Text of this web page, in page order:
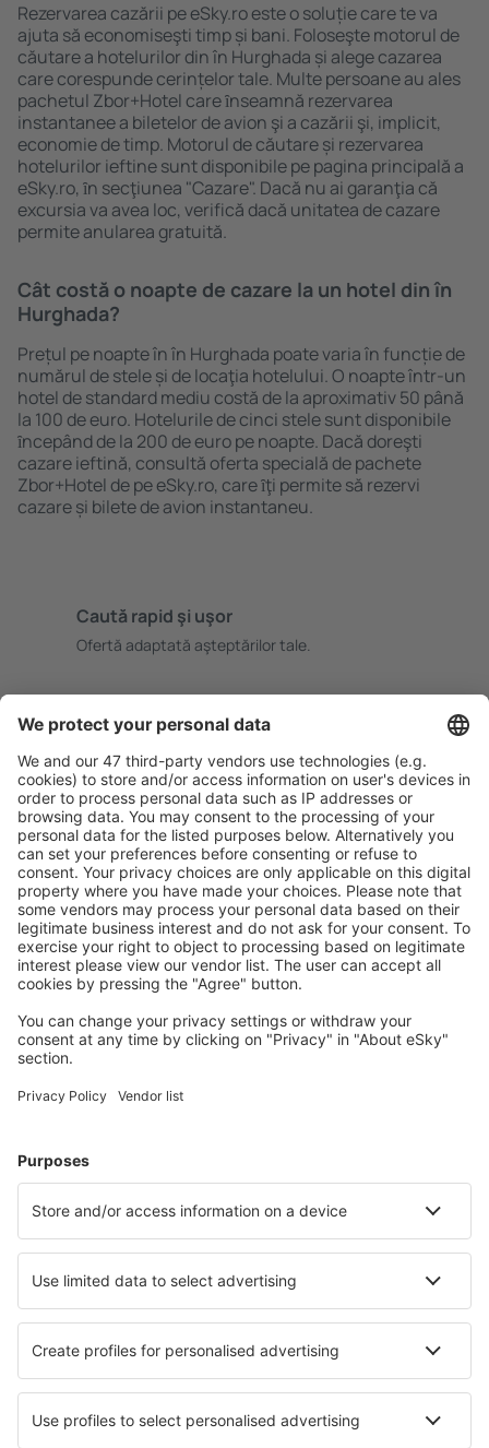
Rezervarea cazării pe eSky.ro este o soluție care te va
ajuta să economiseşti timp și bani. Foloseşte motorul de
căutare a hotelurilor din în Hurghada și alege cazarea
care corespunde cerințelor tale. Multe persoane au ales
pachetul Zbor+Hotel care ȋnseamnă rezervarea
instantanee a biletelor de avion şi a cazării şi, implicit,
economie de timp. Motorul de căutare și rezervarea
hotelurilor ieftine sunt disponibile pe pagina principală a
eSky.ro, ȋn secţiunea "Cazare". Dacă nu ai garanţia că
excursia va avea loc, verifică dacă unitatea de cazare
permite anularea gratuită.
Cât costă o noapte de cazare la un hotel din în
Hurghada?
Prețul pe noapte în în Hurghada poate varia în funcție de
numărul de stele și de locaţia hotelului. O noapte într-un
hotel de standard mediu costă de la aproximativ 50 până
la 100 de euro. Hotelurile de cinci stele sunt disponibile
ȋncepând de la 200 de euro pe noapte. Dacă doreşti
cazare ieftină, consultă oferta specială de pachete
Zbor+Hotel de pe eSky.ro, care ȋţi permite să rezervi
cazare și bilete de avion instantaneu.
Caută rapid şi uşor
Ofertă adaptată aşteptărilor tale.
Rezervare fără griji cu opțiune gratuită de anulare.
Economiseşte mai mult
Prețuri atractive și oferte speciale pentru utilizatorii
conectați.
Cazarea preferată
Alege din peste 1,3 mil. de opţiuni: hoteluri, cabane,
apartamente și altele.
Cele mai căutate hoteluri de către utilizatorii eSky
Hoteluri în Egipt - Orașe populare
Hoteluri în Gizah
Hoteluri în Garden City Hoteluri în Ismailia
Hoteluri în Manguna Hoteluri în Burg El Arab
Hoteluri în Kharga
Cele mai bune hoteluri - orașe
Hoteluri în Padang Hoteluri în Carnota